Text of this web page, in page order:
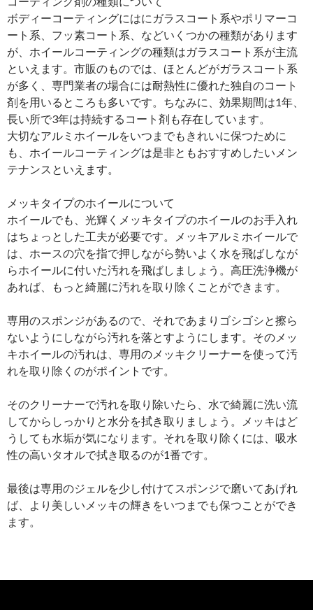
ボディーコーティングにはにガラスコート系やポリマーコ
ート系、フッ素コート系、などいくつかの種類があります
が、ホイールコーティングの種類はガラスコート系が主流
といえます。市販のものでは、ほとんどがガラスコート系
が多く、専門業者の場合には耐熱性に優れた独自のコート
剤を用いるところも多いです。ちなみに、効果期間は1年、
長い所で3年は持続するコート剤も存在しています。
大切なアルミホイールをいつまでもきれいに保つために
も、ホイールコーティングは是非ともおすすめしたいメン
テナンスといえます。
メッキタイプのホイールについて
ホイールでも、光輝くメッキタイプのホイールのお手入れ
はちょっとした工夫が必要です。メッキアルミホイールで
は、ホースの穴を指で押しながら勢いよく水を飛ばしなが
らホイールに付いた汚れを飛ばしましょう。高圧洗浄機が
あれば、もっと綺麗に汚れを取り除くことができます。
専用のスポンジがあるので、それであまりゴシゴシと擦ら
ないようにしながら汚れを落とすようにします。そのメッ
キホイールの汚れは、専用のメッキクリーナーを使って汚
れを取り除くのがポイントです。
そのクリーナーで汚れを取り除いたら、水で綺麗に洗い流
してからしっかりと水分を拭き取りましょう。メッキはど
うしても水垢が気になります。それを取り除くには、吸水
性の高いタオルで拭き取るのが1番です。
最後は専用のジェルを少し付けてスポンジで磨いてあげれ
ば、より美しいメッキの輝きをいつまでも保つことができ
ます。